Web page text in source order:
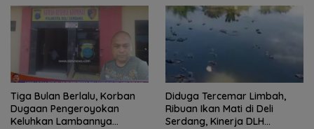
Tiga Bulan Berlalu, Korban
Dugaan Pengeroyokan
Keluhkan Lambannya
Diduga Tercemar Limbah,
Ribuan Ikan Mati di Deli
Serdang, Kinerja DLH